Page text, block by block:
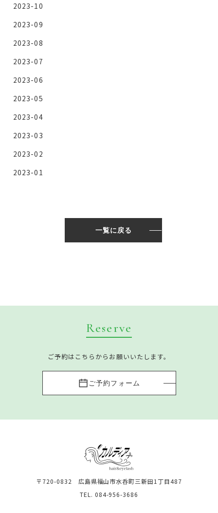
2023-10
2023-09
2023-08
2023-07
2023-06
2023-05
2023-04
2023-03
2023-02
2023-01
一覧に戻る
Reserve
ご予約はこちらからお願いいたします。
ご予約フォーム
〒720-0832 広島県福山市水呑町三新田1丁目487
TEL. 084-956-3686